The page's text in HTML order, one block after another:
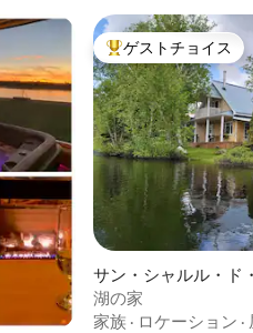
大好評のゲストチョ
ゲストチョイス
サン・シャルル・ド
ェの別荘
湖の家
家族 · ロケーション ·